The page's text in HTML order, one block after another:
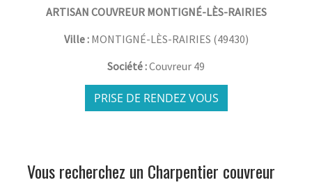
ARTISAN COUVREUR MONTIGNÉ-LÈS-RAIRIES
Ville : MONTIGNÉ-LÈS-RAIRIES (49430)
Société :Couvreur 49
PRISE DE RENDEZ VOUS
Vous recherchez un Charpentier couvreur